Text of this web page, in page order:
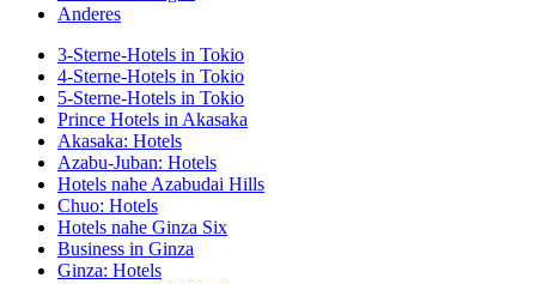
Anderes
3-Sterne-Hotels in Tokio
4-Sterne-Hotels in Tokio
5-Sterne-Hotels in Tokio
Prince Hotels in Akasaka
Akasaka: Hotels
Azabu-Juban: Hotels
Hotels nahe Azabudai Hills
Chuo: Hotels
Hotels nahe Ginza Six
Business in Ginza
Ginza: Hotels